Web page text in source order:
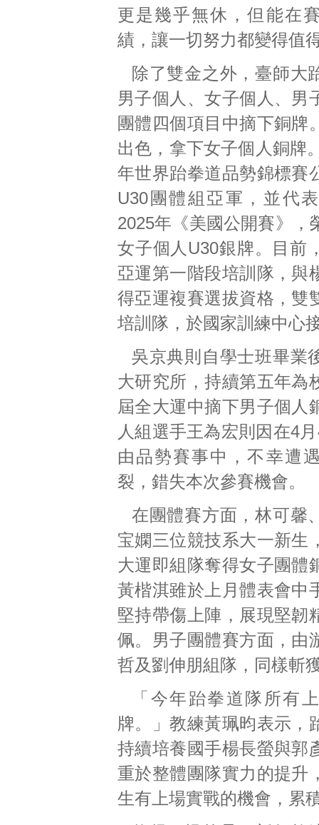
更是幾乎無休，但能在
績，讓一切努力都變得值
除了雙金之外，臺師大
男子個人、女子個人、男
團體四個項目中摘下銅牌
出色，拿下女子個人銅牌
年世界跆拳道品勢錦標賽
U30團體組亞軍，並代
2025年《美國公開賽》，
女子個人U30銀牌。目前
亞運第一階段培訓隊，與
得亞運複賽選拔資格，雙
培訓隊，於國家訓練中心
吳京典則自學士班畢業
大研究所，持續第五年為
屆全大運中摘下男子個人
人組選手王為宏則因在4
由品勢賽事中，不幸遭
裂，錯失本次參賽機會。
在團體賽方面，林可馨
宝嫻三位競技系大一新生
大運即組隊奪得女子團體
黃楷淇雖於上月體表會中
堅持帶傷上陣，展現堅韌
佩。男子團體賽方面，由
哲及劉伸朋組隊，同樣斬
「今年跆拳道隊所有
牌。」教練黃珮昀表示，
持續培養國手楊長螢與郭
重於整體團隊實力的提升
生有上場實戰的機會，累